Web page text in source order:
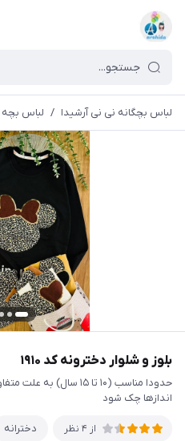
لباس بچگانه نی نی آرشیدا / لباس بچه
بلوز و شلوار دخترونه کد ۱۹۱۰
حدودا مناسب (۱۰ تا ۱۵
اندازها چک شود
از 4 نظر دخترانه